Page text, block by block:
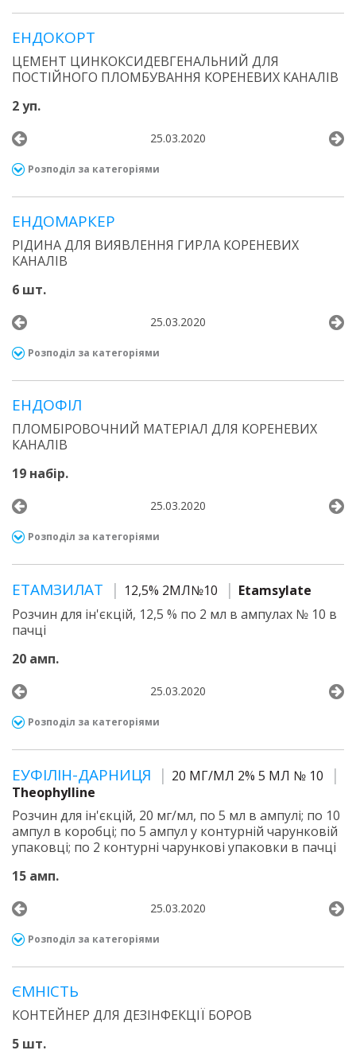
ЕНДОКОРТ
ЦЕМЕНТ ЦИНКОКСИДЕВГЕНАЛЬНИЙ ДЛЯ
ПОСТІЙНОГО ПЛОМБУВАННЯ КОРЕНЕВИХ КАНАЛІВ
2 уп.
25.03.2020
Розподіл за категоріями
ЕНДОМАРКЕР
РІДИНА ДЛЯ ВИЯВЛЕННЯ ГИРЛА КОРЕНЕВИХ
КАНАЛІВ
6 шт.
25.03.2020
Розподіл за категоріями
ЕНДОФІЛ
ПЛОМБІРОВОЧНИЙ МАТЕРІАЛ ДЛЯ КОРЕНЕВИХ
КАНАЛІВ
19 набір.
25.03.2020
Розподіл за категоріями
ЕТАМЗИЛАТ 12,5% 2МЛ№10
Etamsylate
Розчин для ін'єкцій, 12,5 % по 2 мл в ампулах № 10 в
пачці
20 амп.
25.03.2020
Розподіл за категоріями
ЕУФІЛІН-ДАРНИЦЯ
20 МГ/МЛ 2% 5 МЛ № 10
Theophylline
Розчин для ін'єкцій, 20 мг/мл, по 5 мл в ампулі; по 10
ампул в коробці; по 5 ампул у контурній чарунковій
упаковці; по 2 контурні чарункові упаковки в пачці
15 амп.
25.03.2020
Розподіл за категоріями
ЄМНІСТЬ
КОНТЕЙНЕР ДЛЯ ДЕЗІНФЕКЦІЇ БОРОВ
5 шт.